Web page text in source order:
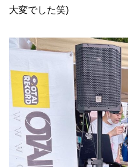
大変でした笑)